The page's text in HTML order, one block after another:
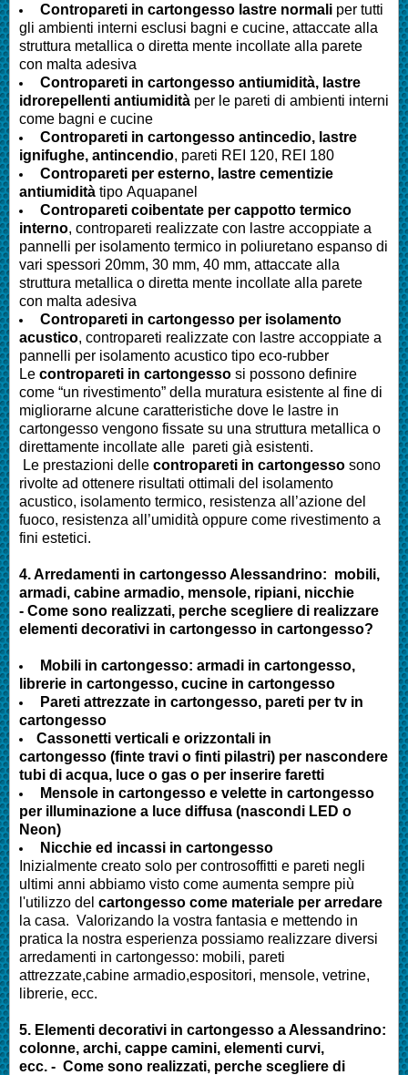
Contropareti in cartongesso lastre normali per tutti
gli ambienti interni esclusi bagni e cucine, attaccate alla
struttura metallica o diretta mente incollate alla parete
con malta adesiva
Contropareti in cartongesso antiumidità, lastre
idrorepellenti antiumidità per le pareti di ambienti interni
come bagni e cucine
Contropareti in cartongesso antincedio, lastre
ignifughe, antincendio, pareti REI 120, REI 180
Contropareti per esterno, lastre cementizie
antiumidità tipo Aquapanel
Contropareti coibentate per cappotto termico
interno, contropareti realizzate con lastre accoppiate a
pannelli per isolamento termico in poliuretano espanso di
vari spessori 20mm, 30 mm, 40 mm, attaccate alla
struttura metallica o diretta mente incollate alla parete
con malta adesiva
Contropareti in cartongesso per isolamento
acustico, contropareti realizzate con lastre accoppiate a
pannelli per isolamento acustico tipo eco-rubber
Le contropareti in cartongesso si possono definire
come “un rivestimento” della muratura esistente al fine di
migliorarne alcune caratteristiche dove le lastre in
cartongesso vengono fissate su una struttura metallica o
direttamente incollate alle pareti già esistenti.
Le prestazioni delle contropareti in cartongesso sono
rivolte ad ottenere risultati ottimali del isolamento
acustico, isolamento termico, resistenza all’azione del
fuoco, resistenza all’umidità oppure come rivestimento a
fini estetici.
4.Arredamenti in cartongessoAlessandrino: mobili,
armadi, cabine armadio, mensole, ripiani, nicchie
- Come sono realizzati, perche scegliere di realizzare
elementi decorativi in cartongesso in cartongesso?
Mobili in cartongesso: armadi in cartongesso,
librerie in cartongesso, cucine in cartongesso
Pareti attrezzate in cartongesso, pareti per tv in
cartongesso
Cassonetti verticali e orizzontali in
cartongesso (finte travi o finti pilastri) per nascondere
tubi di acqua, luce o gas o per inserire faretti
Mensole in cartongesso e velette in cartongesso
per illuminazione a luce diffusa (nascondi LED o
Neon)
Nicchie ed incassi in cartongesso
Inizialmente creato solo per controsoffitti e pareti negli
ultimi anni abbiamo visto come aumenta sempre più
l'utilizzo del cartongesso come materiale per arredare
la casa. Valorizando la vostra fantasia e mettendo in
pratica la nostra esperienza possiamo realizzare diversi
arredamenti in cartongesso: mobili, pareti
attrezzate,cabine armadio,espositori, mensole, vetrine,
librerie, ecc.
5. Elementi decorativi in cartongesso aAlessandrino:
colonne, archi, cappe camini, elementi curvi,
ecc. - Come sono realizzati, perche scegliere di